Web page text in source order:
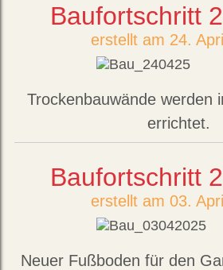
Baufortschritt
erstellt am 24.
Trockenbauwände werden
errichtet.
Baufortschritt
erstellt am 03.
Neuer Fußboden für den